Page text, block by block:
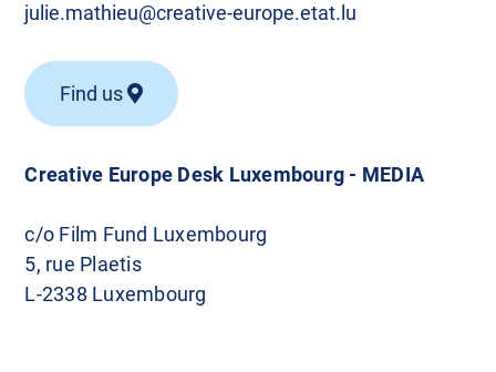
Creative Europe Desk Luxembourg - MEDIA
c/o Film Fund Luxembourg
5, rue Plaetis
L-2338 Luxembourg
julie.mathieu@creative-europe.etat.lu
Find us